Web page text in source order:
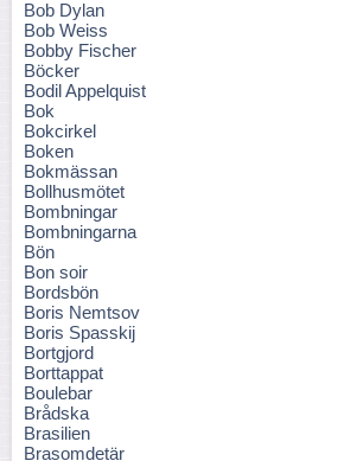
Bob Dylan
Bob Weiss
Bobby Fischer
Böcker
Bodil Appelquist
Bok
Bokcirkel
Boken
Bokmässan
Bollhusmötet
Bombningar
Bombningarna
Bön
Bon soir
Bordsbön
Boris Nemtsov
Boris Spasskij
Bortgjord
Borttappat
Boulebar
Brådska
Brasilien
Brasomdetär